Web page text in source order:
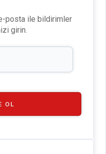
T
u
b
C
h
n
n
posta ile bildirimler
girin.
OL